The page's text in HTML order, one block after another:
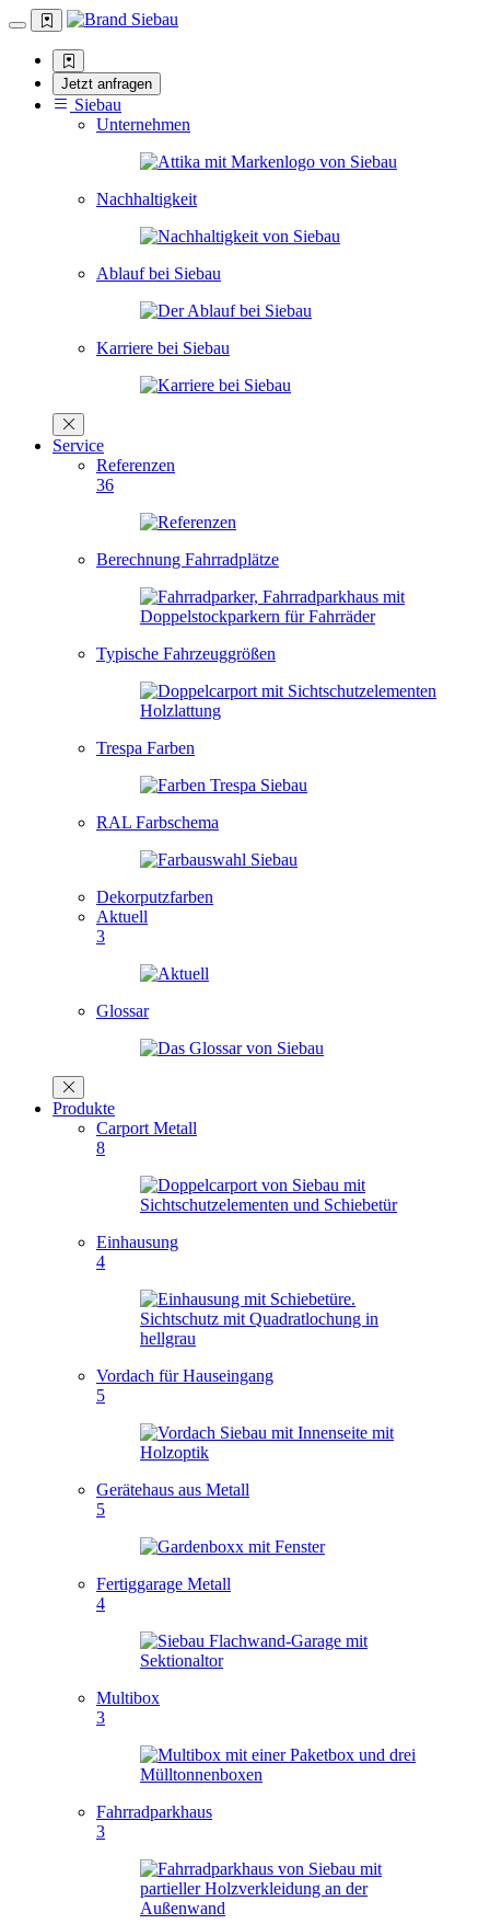
Jetzt anfragen
Siebau
Unternehmen
Nachhaltigkeit
Ablauf bei Siebau
Karriere bei Siebau
Service
Referenzen
36
Berechnung Fahrradplätze
Typische Fahrzeuggrößen
Trespa Farben
RAL Farbschema
Dekorputzfarben
Aktuell
3
Glossar
Produkte
Carport Metall
8
Einhausung
4
Vordach für Hauseingang
5
Gerätehaus aus Metall
5
Fertiggarage Metall
4
Multibox
3
Fahrradparkhaus
3